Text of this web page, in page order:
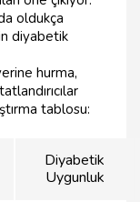
oldukça
diyabetik
hurma,
tablosu:
Diyabetik
Uygunluk